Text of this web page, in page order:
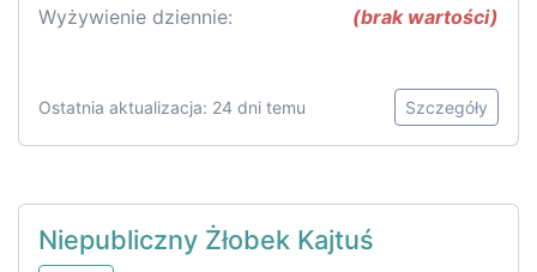
Wyżywienie dziennie:
(brak wartości)
Ostatnia aktualizacja: 24 dni temu Szczegóły
Niepubliczny Żłobek Kajtuś